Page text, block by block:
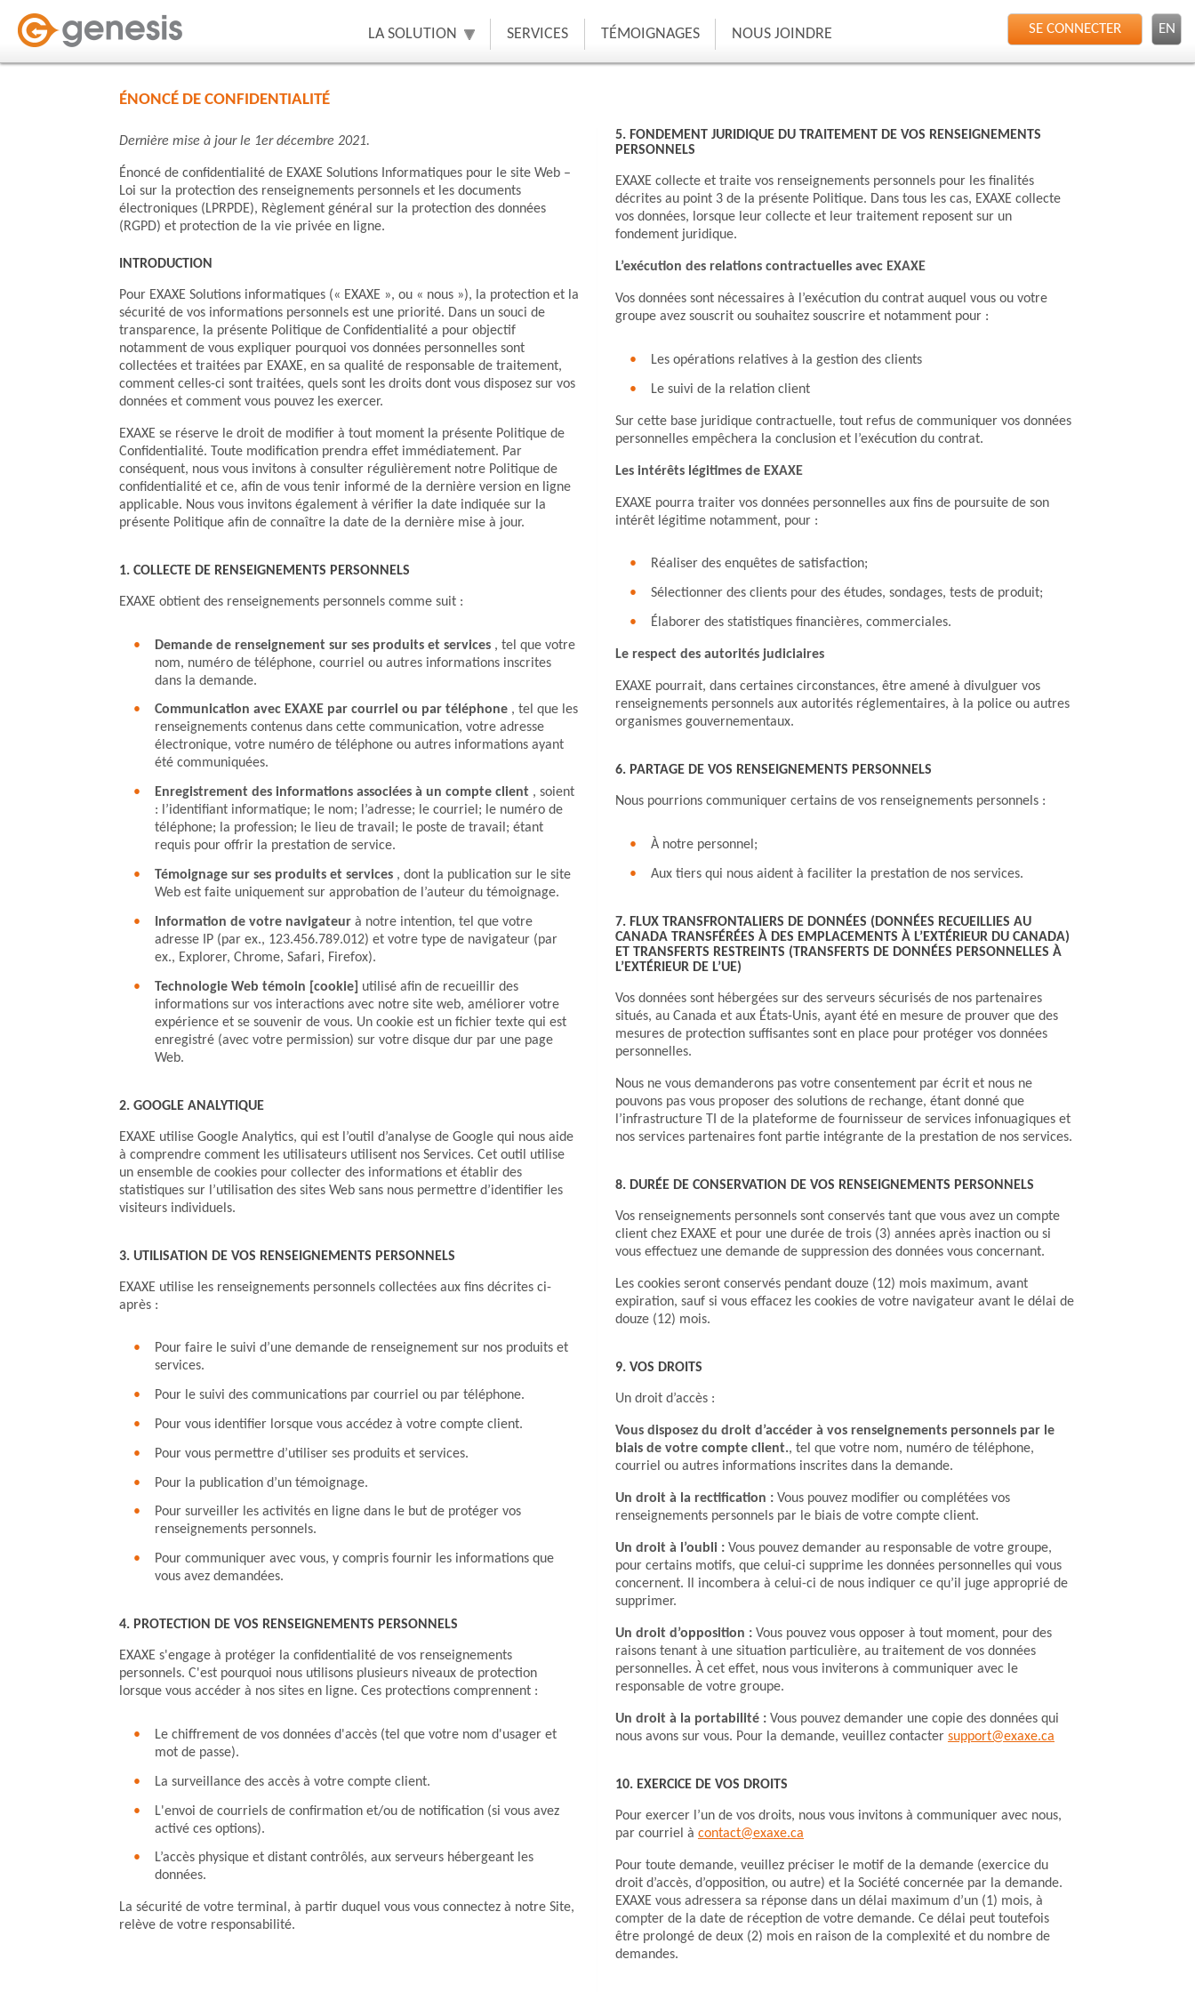
EN
SE CONNECTER
LA SOLUTION SERVICES TÉMOIGNAGES NOUS JOINDRE
ÉNONCÉ DE CONFIDENTIALITÉ
Dernière mise à jour le 1er décembre 2021.
Énoncé de confidentialité de EXAXE Solutions Informatiques pour le site Web –
Loi sur la protection des renseignements personnels et les documents
électroniques (LPRPDE), Règlement général sur la protection des données
(RGPD) et protection de la vie privée en ligne.
INTRODUCTION
Pour EXAXE Solutions informatiques (« EXAXE », ou « nous »), la protection et la
sécurité de vos informations personnels est une priorité. Dans un souci de
transparence, la présente Politique de Confidentialité a pour objectif
notamment de vous expliquer pourquoi vos données personnelles sont
collectées et traitées par EXAXE, en sa qualité de responsable de traitement,
comment celles-ci sont traitées, quels sont les droits dont vous disposez sur vos
données et comment vous pouvez les exercer.
EXAXE se réserve le droit de modifier à tout moment la présente Politique de
Confidentialité. Toute modification prendra effet immédiatement. Par
conséquent, nous vous invitons à consulter régulièrement notre Politique de
confidentialité et ce, afin de vous tenir informé de la dernière version en ligne
applicable. Nous vous invitons également à vérifier la date indiquée sur la
présente Politique afin de connaître la date de la dernière mise à jour.
1. COLLECTE DE RENSEIGNEMENTS PERSONNELS
EXAXE obtient des renseignements personnels comme suit :
Demande de renseignement sur ses produits et services , tel que votre
nom, numéro de téléphone, courriel ou autres informations inscrites
dans la demande.
Communication avec EXAXE par courriel ou par téléphone , tel que les
renseignements contenus dans cette communication, votre adresse
électronique, votre numéro de téléphone ou autres informations ayant
été communiquées.
Enregistrement des informations associées à un compte client , soient
: l’identifiant informatique; le nom; l’adresse; le courriel; le numéro de
téléphone; la profession; le lieu de travail; le poste de travail; étant
requis pour offrir la prestation de service.
Témoignage sur ses produits et services , dont la publication sur le site
Web est faite uniquement sur approbation de l’auteur du témoignage.
Information de votre navigateurà notre intention, tel que votre
adresse IP (par ex., 123.456.789.012) et votre type de navigateur (par
ex., Explorer, Chrome, Safari, Firefox).
Technologie Web témoin [cookie] utilisé afin de recueillir des
informations sur vos interactions avec notre site web, améliorer votre
expérience et se souvenir de vous. Un cookie est un fichier texte qui est
enregistré (avec votre permission) sur votre disque dur par une page
Web.
2. GOOGLE ANALYTIQUE
EXAXE utilise Google Analytics, qui est l’outil d’analyse de Google qui nous aide
à comprendre comment les utilisateurs utilisent nos Services. Cet outil utilise
un ensemble de cookies pour collecter des informations et établir des
statistiques sur l’utilisation des sites Web sans nous permettre d’identifier les
visiteurs individuels.
3. UTILISATION DE VOS RENSEIGNEMENTS PERSONNELS
EXAXE utilise les renseignements personnels collectées aux fins décrites ci-
après :
Pour faire le suivi d’une demande de renseignement sur nos produits et
services.
Pour le suivi des communications par courriel ou par téléphone.
Pour vous identifier lorsque vous accédez à votre compte client.
Pour vous permettre d’utiliser ses produits et services.
Pour la publication d’un témoignage.
Pour surveiller les activités en ligne dans le but de protéger vos
renseignements personnels.
Pour communiquer avec vous, y compris fournir les informations que
vous avez demandées.
4. PROTECTION DE VOS RENSEIGNEMENTS PERSONNELS
EXAXE s'engage à protéger la confidentialité de vos renseignements
personnels. C'est pourquoi nous utilisons plusieurs niveaux de protection
lorsque vous accéder à nos sites en ligne. Ces protections comprennent :
Le chiffrement de vos données d'accès (tel que votre nom d'usager et
mot de passe).
La surveillance des accès à votre compte client.
L'envoi de courriels de confirmation et/ou de notification (si vous avez
activé ces options).
L’accès physique et distant contrôlés, aux serveurs hébergeant les
données.
La sécurité de votre terminal, à partir duquel vous vous connectez à notre Site,
relève de votre responsabilité.
5. FONDEMENT JURIDIQUE DU TRAITEMENT DE VOS RENSEIGNEMENTS
PERSONNELS
EXAXE collecte et traite vos renseignements personnels pour les finalités
décrites au point 3 de la présente Politique. Dans tous les cas, EXAXE collecte
vos données, lorsque leur collecte et leur traitement reposent sur un
fondement juridique.
L’exécution des relations contractuelles avec EXAXE
Vos données sont nécessaires à l’exécution du contrat auquel vous ou votre
groupe avez souscrit ou souhaitez souscrire et notamment pour :
Les opérations relatives à la gestion des clients
Le suivi de la relation client
Sur cette base juridique contractuelle, tout refus de communiquer vos données
personnelles empêchera la conclusion et l’exécution du contrat.
Les intérêts légitimes de EXAXE
EXAXE pourra traiter vos données personnelles aux fins de poursuite de son
intérêt légitime notamment, pour :
Réaliser des enquêtes de satisfaction;
Sélectionner des clients pour des études, sondages, tests de produit;
Élaborer des statistiques financières, commerciales.
Le respect des autorités judiciaires
EXAXE pourrait, dans certaines circonstances, être amené à divulguer vos
renseignements personnels aux autorités réglementaires, à la police ou autres
organismes gouvernementaux.
6. PARTAGE DE VOS RENSEIGNEMENTS PERSONNELS
Nous pourrions communiquer certains de vos renseignements personnels :
À notre personnel;
Aux tiers qui nous aident à faciliter la prestation de nos services.
7. FLUX TRANSFRONTALIERS DE DONNÉES (DONNÉES RECUEILLIES AU
CANADA TRANSFÉRÉES À DES EMPLACEMENTS À L’EXTÉRIEUR DU CANADA)
ET TRANSFERTS RESTREINTS (TRANSFERTS DE DONNÉES PERSONNELLES À
L’EXTÉRIEUR DE L’UE)
Vos données sont hébergées sur des serveurs sécurisés de nos partenaires
situés, au Canada et aux États-Unis, ayant été en mesure de prouver que des
mesures de protection suffisantes sont en place pour protéger vos données
personnelles.
Nous ne vous demanderons pas votre consentement par écrit et nous ne
pouvons pas vous proposer des solutions de rechange, étant donné que
l’infrastructure TI de la plateforme de fournisseur de services infonuagiques et
nos services partenaires font partie intégrante de la prestation de nos services.
8. DURÉE DE CONSERVATION DE VOS RENSEIGNEMENTS PERSONNELS
Vos renseignements personnels sont conservés tant que vous avez un compte
client chez EXAXE et pour une durée de trois (3) années après inaction ou si
vous effectuez une demande de suppression des données vous concernant.
Les cookies seront conservés pendant douze (12) mois maximum, avant
expiration, sauf si vous effacez les cookies de votre navigateur avant le délai de
douze (12) mois.
9. VOS DROITS
Un droit d’accès :
Vous disposez du droit d’accéder à vos renseignements personnels par le
biais de votre compte client., tel que votre nom, numéro de téléphone,
courriel ou autres informations inscrites dans la demande.
Un droit à la rectification : Vous pouvez modifier ou complétées vos
renseignements personnels par le biais de votre compte client.
Un droit à l’oubli : Vous pouvez demander au responsable de votre groupe,
pour certains motifs, que celui-ci supprime les données personnelles qui vous
concernent. Il incombera à celui-ci de nous indiquer ce qu’il juge approprié de
supprimer.
Un droit d’opposition : Vous pouvez vous opposer à tout moment, pour des
raisons tenant à une situation particulière, au traitement de vos données
personnelles. À cet effet, nous vous inviterons à communiquer avec le
responsable de votre groupe.
Un droit à la portabilité : Vous pouvez demander une copie des données qui
nous avons sur vous. Pour la demande, veuillez contacter support@exaxe.ca
10. EXERCICE DE VOS DROITS
Pour exercer l’un de vos droits, nous vous invitons à communiquer avec nous,
par courriel à contact@exaxe.ca
Pour toute demande, veuillez préciser le motif de la demande (exercice du
droit d’accès, d’opposition, ou autre) et la Société concernée par la demande.
EXAXE vous adressera sa réponse dans un délai maximum d’un (1) mois, à
compter de la date de réception de votre demande. Ce délai peut toutefois
être prolongé de deux (2) mois en raison de la complexité et du nombre de
demandes.